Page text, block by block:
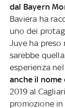
dal Bayern
Baviera ha
uno dei
Juve ha preso
sarebbe
esperienza
anche il nome
2019 al
promozione